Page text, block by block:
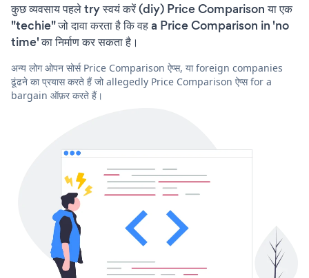
कुछ व्यवसाय पहले try स्वयं करें (diy) Price Comparison या एक
"techie" जो दावा करता है कि वह a Price Comparison in 'no
time' का निर्माण कर सकता है।
अन्य लोग ओपन सोर्स Price Comparison ऐप्स, या foreign companies
ढूंढने का प्रयास करते हैं जो allegedly Price Comparison ऐप्स for a
bargain ऑफ़र करते हैं।